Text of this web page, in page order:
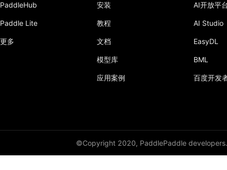
PaddleHub
Paddle Lite
更多
安装
教程
文档
模型库
应用案例
AI开放平
AI Studio
EasyDL
BML
百度开发
©Copyright 2020, PaddlePaddle developers.